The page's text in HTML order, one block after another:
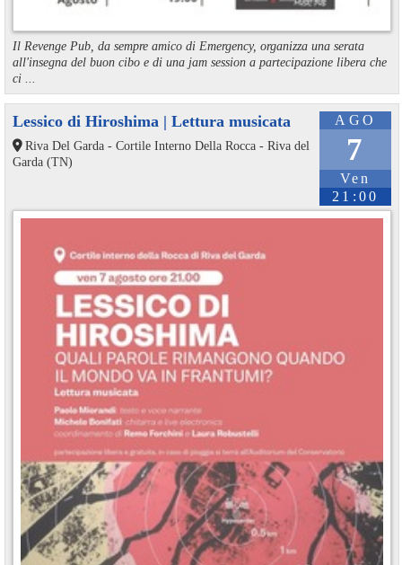
Il Revenge Pub, da sempre amico di Emergency, organizza una serata
all'insegna del buon cibo e di una jam session a partecipazione libera che
ci ...
AGO
7
Ven
21:00
Lessico di Hiroshima | Lettura musicata
Riva Del Garda - Cortile Interno Della Rocca - Riva del
Garda (TN)